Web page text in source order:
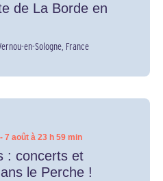
de La Borde en
en-Sologne, France
7 août à 23 h 59 min
: concerts et
le Perche !